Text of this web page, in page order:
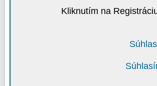
Kliknutím na